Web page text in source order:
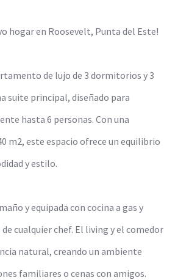
hogar en Roosevelt, Punta del Este!
de lujo de 3 dormitorios y 3
suite principal, diseñado para
hasta 6 personas. Con una
m2, este espacio ofrece un equilibrio
y estilo.
y equipada con cocina a gas y
cualquier chef. El living y el comedor
natural, creando un ambiente
familiares o cenas con amigos.